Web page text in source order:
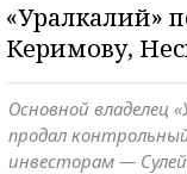
«Уралкалий»
Керимову,
Основной владелец
продал
инвесторам —